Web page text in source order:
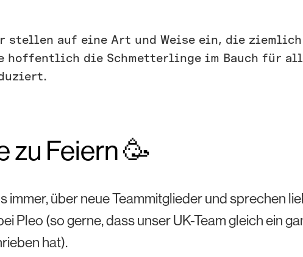
stellen auf eine Art und Weise ein, die
hoffentlich die Schmetterlinge im Bauch für
zu Feiern 🥳
immer, über neue Teammitglieder und sprechen
Pleo (so gerne, dass unser UK-Team gleich ein
hat).